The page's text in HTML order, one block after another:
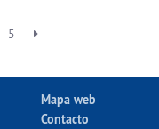
5
Mapa web
Contacto